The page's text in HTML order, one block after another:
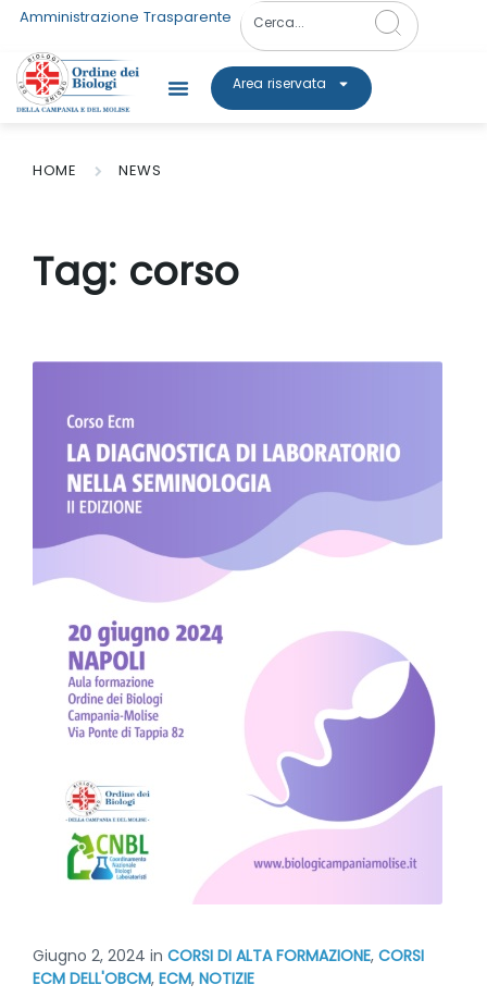
Amministrazione Trasparente
Area riservata
HOME NEWS
Tag: corso
Giugno 2, 2024 in CORSI DI ALTA FORMAZIONE, CORSI
ECM DELL'OBCM, ECM, NOTIZIE